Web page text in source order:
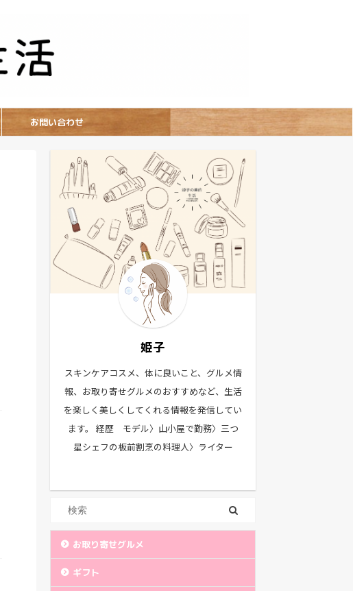
お問い合わせ
姫子
スキンケアコスメ、体に良いこと、グルメ情
報、お取り寄せグルメのおすすめなど、生活
を楽しく美しくしてくれる情報を発信してい
ます。 経歴 モデル〉山小屋で勤務〉三つ
星シェフの板前割烹の料理人〉ライター
お取り寄せグルメ
ギフト